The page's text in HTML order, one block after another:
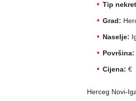
Tip
Grad:
Naselje:
Površina:
Cijena: €
Herceg Novi-